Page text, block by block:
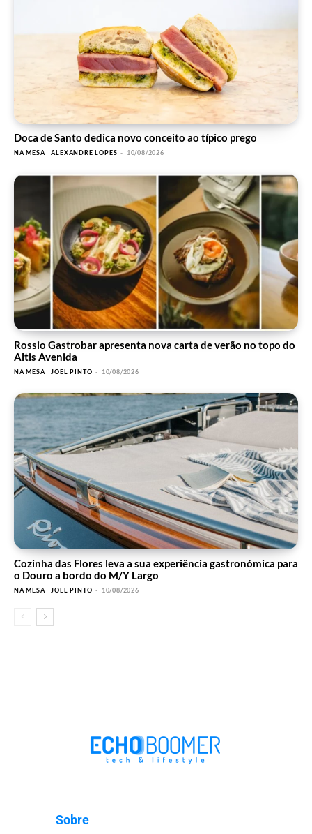
Doca de Santo dedica novo conceito ao típico prego
NA MESA ALEXANDRE LOPES - 10/08/2026
Rossio Gastrobar apresenta nova carta de verão no topo do
Altis Avenida
NA MESA JOEL PINTO - 10/08/2026
Cozinha das Flores leva a sua experiência gastronómica para
o Douro a bordo do M/Y Largo
NA MESA JOEL PINTO - 10/08/2026
Sobre